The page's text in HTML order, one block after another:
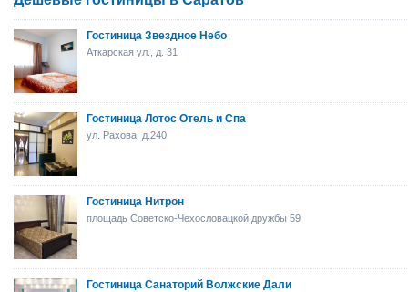
Гостиница Звездное Небо
Аткарская ул., д. 31
Гостиница Лотос Отель и Спа
ул. Рахова, д.240
Гостиница Нитрон
площадь Советско-Чехословацкой дружбы 59
Гостиница Санаторий Волжские Дали